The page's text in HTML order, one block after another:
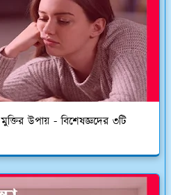
উপায় - বিশেষজ্ঞদের ৩টি